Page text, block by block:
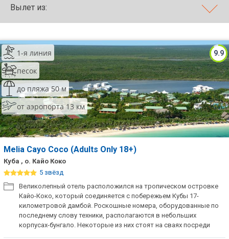
Вылет из:
9.9
1-я линия
песок
до пляжа 50 м
от аэропорта 13 км
Melia Cayo Coco (Adults Only 18+)
Куба , о. Кайо Коко
5 звёзд
Великолепный отель расположился на тропическом островке
Кайо-Коко, который соединяется с побережьем Кубы 17-
километровой дамбой. Роскошные номера, оборудованные по
последнему слову техники, располагаются в небольших
корпусах-бунгало. Некоторые из них стоят на сваях посреди
VIP отели 5 звезд
ТОП 10 лучших отелей 5*
ТОП 10 недорогих отелей
5*
Лучшие отели 4* звезды
Недорогие отели 4*
звезды
Лучшие отели 3* звезды
Недорогие отели 3*
звезды
Сетевые отели Турции
Сетевые отели Египта
Сетевые отели ОАЭ